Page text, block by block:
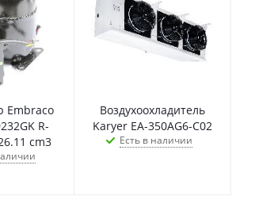
Embraco
R-
cm3
Воздухоохладитель
Karyer EA-350AG6-C02
Есть в наличии